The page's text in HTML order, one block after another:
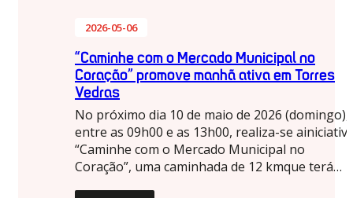
2026-05-06
“Caminhe com o Mercado Municipal no
Coração” promove manhã ativa em Torres
Vedras
No próximo dia 10 de maio de 2026 (domingo),
entre as 09h00 e as 13h00, realiza-se
“Caminhe com o Mercado Municipal no
Coração”, uma caminhada de 12 kmque terá…